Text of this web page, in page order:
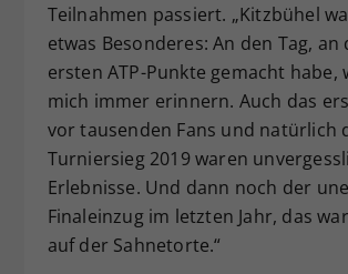
Teilnahmen passiert. „Kitzbühel
etwas Besonderes: An den Tag, an
ersten ATP-Punkte gemacht habe,
mich immer erinnern. Auch das
vor tausenden Fans und natürlich
Turniersieg 2019 waren
Erlebnisse. Und dann noch der
Finaleinzug im letzten Jahr, das
auf der Sahnetorte.“